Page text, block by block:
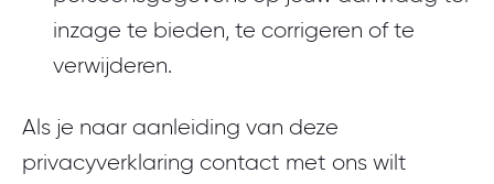
inzage te bieden, te corrigeren of te
verwijderen.
Als je naar aanleiding van deze
privacyverklaring contact met ons wilt